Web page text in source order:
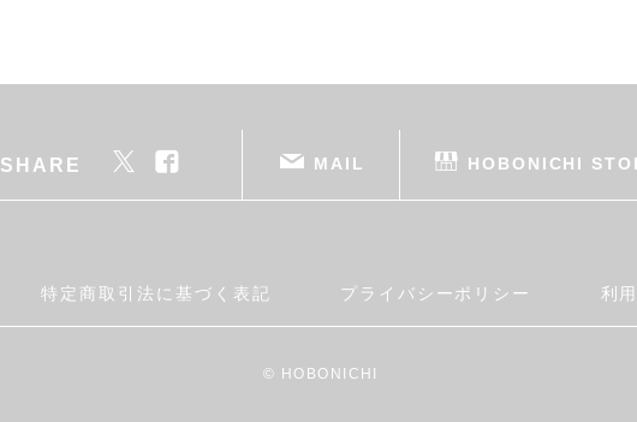
SHARE MAIL HOBONICHI
特定商取引法に基づく表記 プライバシーポリシー 利
© HOBONICHI